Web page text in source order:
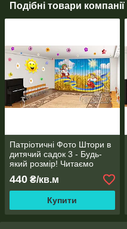
Подібні товари компанії
Патріотичні Фото Штори в
дитячий садок 3 - Будь-
який розмір! Читаємо
440 ₴/кв.м
Купити